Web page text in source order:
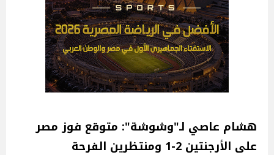
هشام عاصي لـ"وشوشة": متوقع فوز مصر
على الأرجنتين 2-1 ومنتظرين الفرحة